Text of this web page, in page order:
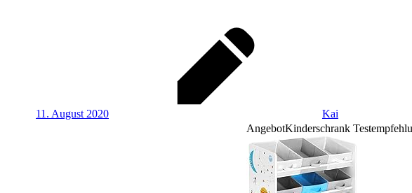
11. August 2020 Kai
AngebotKinderschrank